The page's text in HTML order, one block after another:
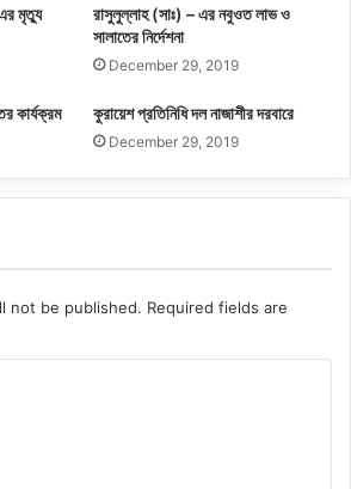
মৃত্যু
রাসুলুল্লাহ (সাঃ) – এর নবুওত লাভ ও
সালাতের নির্দেশনা
December 29, 2019
কার্যক্রম কুরায়েশ প্রতিনিধি দল নাজাশীর দরবারে
December 29, 2019
not be published. Required fields are